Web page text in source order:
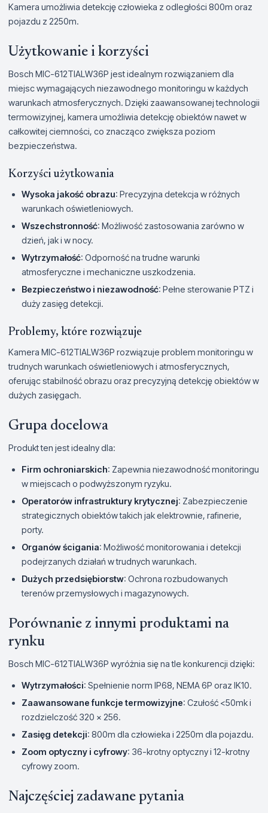
Kamera umożliwia detekcję człowieka z odległości 800m oraz
pojazdu z 2250m.
Użytkowanie i korzyści
Bosch MIC-612TIALW36P jest idealnym rozwiązaniem dla
miejsc wymagających niezawodnego monitoringu w każdych
warunkach atmosferycznych. Dzięki zaawansowanej technologii
termowizyjnej, kamera umożliwia detekcję obiektów nawet w
całkowitej ciemności, co znacząco zwiększa poziom
bezpieczeństwa.
Korzyści użytkowania
Wysoka jakość obrazu: Precyzyjna detekcja w różnych
warunkach oświetleniowych.
Wszechstronność: Możliwość zastosowania zarówno w
dzień, jak i w nocy.
Wytrzymałość: Odporność na trudne warunki
atmosferyczne i mechaniczne uszkodzenia.
Bezpieczeństwo i niezawodność: Pełne sterowanie PTZ i
duży zasięg detekcji.
Problemy, które rozwiązuje
Kamera MIC-612TIALW36P rozwiązuje problem monitoringu w
trudnych warunkach oświetleniowych i atmosferycznych,
oferując stabilność obrazu oraz precyzyjną detekcję obiektów w
dużych zasięgach.
Grupa docelowa
Produkt ten jest idealny dla:
Firm ochroniarskich: Zapewnia niezawodność monitoringu
w miejscach o podwyższonym ryzyku.
Operatorów infrastruktury krytycznej: Zabezpieczenie
strategicznych obiektów takich jak elektrownie, rafinerie,
porty.
Organów ścigania: Możliwość monitorowania i detekcji
podejrzanych działań w trudnych warunkach.
Dużych przedsiębiorstw: Ochrona rozbudowanych
terenów przemysłowych i magazynowych.
Porównanie z innymi produktami na
rynku
Bosch MIC-612TIALW36P wyróżnia się na tle konkurencji dzięki:
Wytrzymałości: Spełnienie norm IP68, NEMA 6P oraz IK10.
Zaawansowane funkcje termowizyjne: Czułość <50mk i
rozdzielczość 320 x 256.
Zasięg detekcji: 800m dla człowieka i 2250m dla pojazdu.
Zoom optyczny i cyfrowy: 36-krotny optyczny i 12-krotny
cyfrowy zoom.
Najczęściej zadawane pytania